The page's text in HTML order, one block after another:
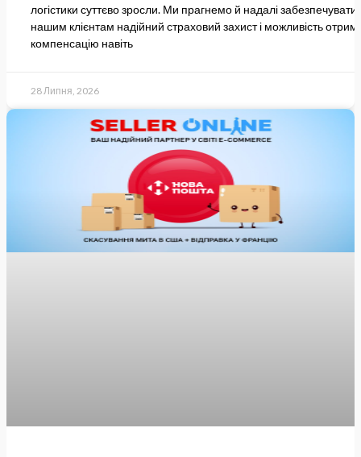
логістики суттєво зросли. Ми прагнемо й надалі забезпечувати
нашим клієнтам надійний страховий захист і можливість
компенсацію навіть
28 Липня, 2026